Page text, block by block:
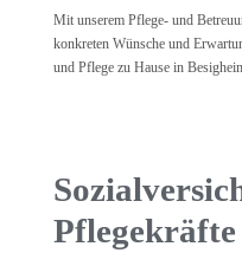
Mit unserem Pflege- und
konkreten Wünsche und
und Pflege zu Hause in